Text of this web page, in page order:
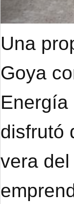
Una
Goya
disfrutó
vera